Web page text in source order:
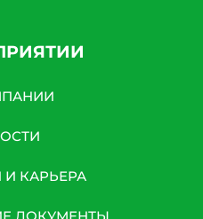
КАРЬЕРА